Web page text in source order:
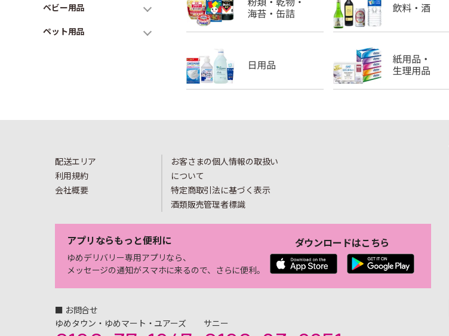
ベビー用品
ペット用品
配送エリア
利用規約
会社概要
お客さまの個人情報の取扱い
について
特定商取引法に基づく表示
酒類販売管理者標識
アプリならもっと便利に
ゆめデリバリー専用アプリなら、
メッセージの通知がスマホに来るので、さらに便利。
ダウンロードはこちら
■ お問合せ
ゆめタウン・ゆめマート・ユアーズ
サニー